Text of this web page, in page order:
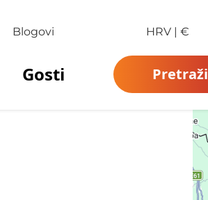
Blogovi HRV| €
Gosti Pretraži